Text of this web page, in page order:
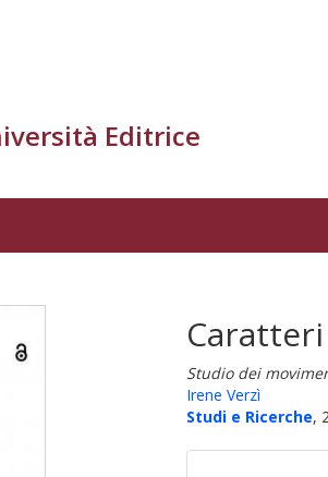
Editrice
Studio dei
Irene Verzì
Studi e Ricerche,